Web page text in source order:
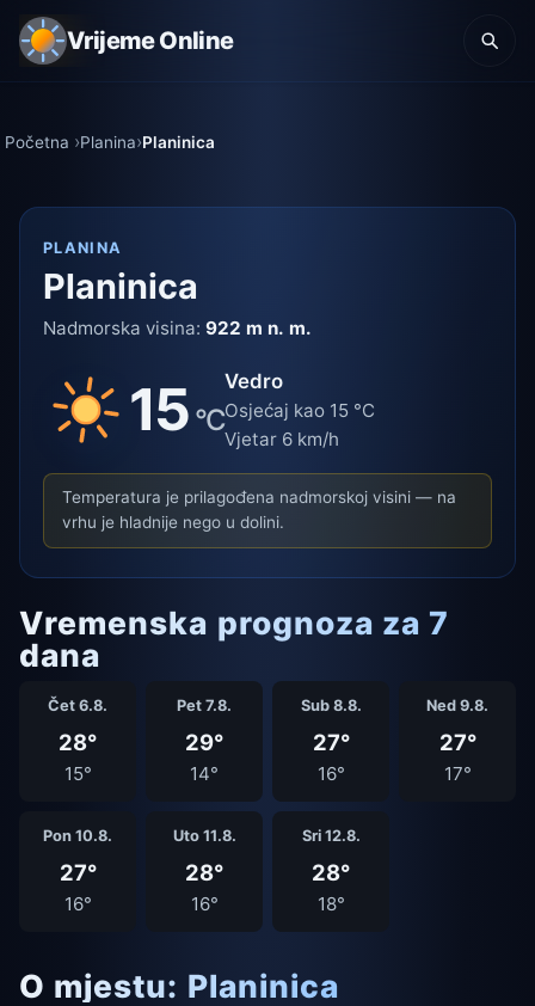
Vrijeme Online
Početna Planina Planinica
PLANINA
Planinica
Nadmorska visina:922 m n. m.
15 °C
Vedro
Osjećaj kao 15 °C
Vjetar 6 km/h
Temperatura je prilagođena nadmorskoj visini — na
vrhu je hladnije nego u dolini.
Vremenska prognoza za 7
dana
Čet 6.8.
28°
15°
Pet 7.8.
29°
14°
Sub 8.8.
27°
16°
Ned 9.8.
27°
17°
Pon 10.8.
27°
16°
Uto 11.8.
28°
16°
Sri 12.8.
28°
18°
O mjestu: Planinica